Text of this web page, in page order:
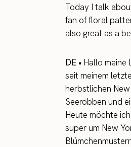
Today I talk
fan of floral
also great as a
DE • Hallo meine
seit meinem
herbstlichen
Seerobben und
Heute möchte
super um New